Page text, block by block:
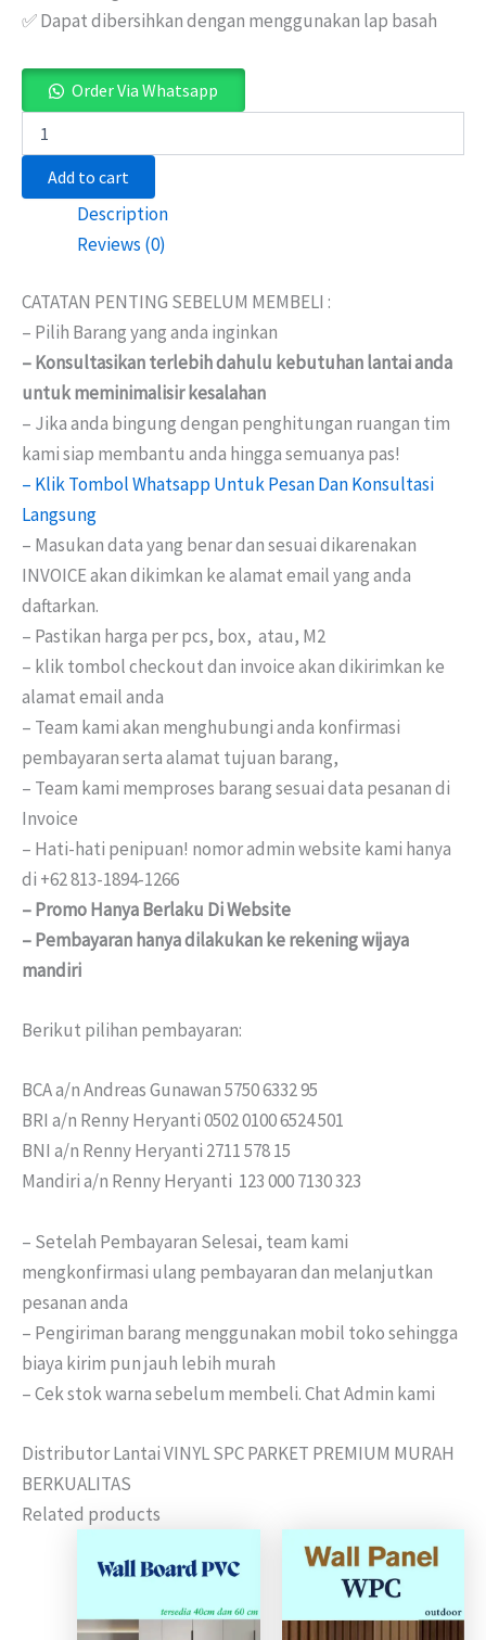
✅ Dapat dibersihkan dengan menggunakan lap basah
Order Via Whatsapp
Add to cart
Description
Reviews (0)
CATATAN PENTING SEBELUM MEMBELI :
– Pilih Barang yang anda inginkan
– Konsultasikan terlebih dahulu kebutuhan lantai anda
untuk meminimalisir kesalahan
– Jika anda bingung dengan penghitungan ruangan tim
kami siap membantu anda hingga semuanya pas!
– Klik Tombol Whatsapp Untuk Pesan Dan Konsultasi
Langsung
– Masukan data yang benar dan sesuai dikarenakan
INVOICE akan dikimkan ke alamat email yang anda
daftarkan.
– Pastikan harga per pcs, box, atau, M2
– klik tombol checkout dan invoice akan dikirimkan ke
alamat email anda
– Team kami akan menghubungi anda konfirmasi
pembayaran serta alamat tujuan barang,
– Team kami memproses barang sesuai data pesanan di
Invoice
– Hati-hati penipuan! nomor admin website kami hanya
di +62 813-1894-1266
– Promo Hanya Berlaku Di Website
– Pembayaran hanya dilakukan ke rekening wijaya
mandiri
Berikut pilihan pembayaran:
BCA a/n Andreas Gunawan 5750 6332 95
BRI a/n Renny Heryanti 0502 0100 6524 501
BNI a/n Renny Heryanti 2711 578 15
Mandiri a/n Renny Heryanti 123 000 7130 323
– Setelah Pembayaran Selesai, team kami
mengkonfirmasi ulang pembayaran dan melanjutkan
pesanan anda
– Pengiriman barang menggunakan mobil toko sehingga
biaya kirim pun jauh lebih murah
– Cek stok warna sebelum membeli. Chat Admin kami
Distributor Lantai VINYL SPC PARKET PREMIUM MURAH
BERKUALITAS
Related products